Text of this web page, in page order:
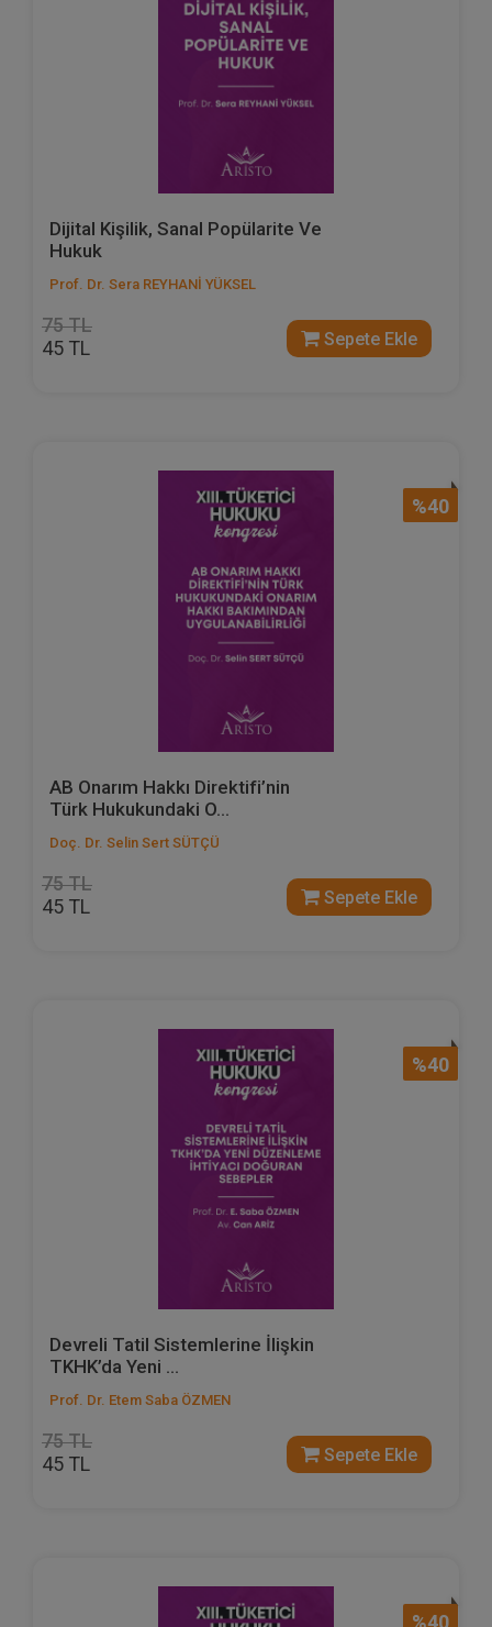
Dijital Kişilik, Sanal Popülarite Ve
Hukuk
Prof. Dr. Sera REYHANİ YÜKSEL
75 TL
45 TL Sepete Ekle
%40
AB Onarım Hakkı Direktifi’nin
Türk Hukukundaki O...
Doç. Dr. Selin Sert SÜTÇÜ
75 TL
45 TL Sepete Ekle
%40
Devreli Tatil Sistemlerine İlişkin
TKHK’da Yeni ...
Prof. Dr. Etem Saba ÖZMEN
75 TL
45 TL Sepete Ekle
%40